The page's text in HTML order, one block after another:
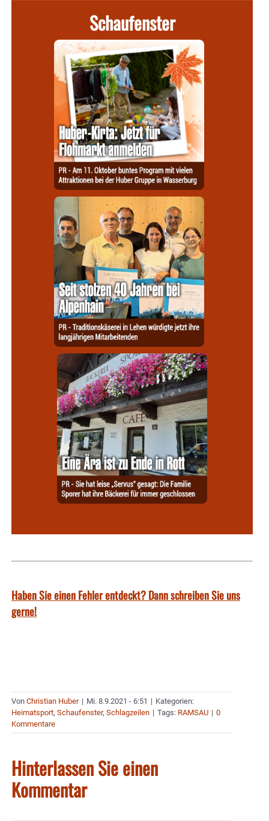
Schaufenster
Haben Sie einen Fehler entdeckt? Dann schreiben Sie uns
gerne!
Von Christian Huber | Mi. 8.9.2021 - 6:51 | Kategorien:
Heimatsport, Schaufenster, Schlagzeilen | Tags: RAMSAU | 0
Kommentare
Hinterlassen Sie einen
Kommentar